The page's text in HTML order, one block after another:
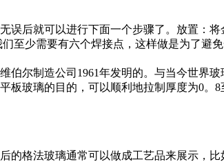
误后就可以进行下面一个步骤了。放置：
至少需要有六个焊接点，这样做是为了避
伯尔制造公司1961年发明的。与当今世界
玻璃的目的，可以顺利地拉制厚度为0。8
格法玻璃通常可以做成工艺品来展示，比